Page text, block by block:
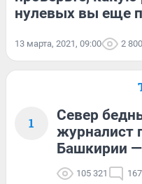
нулевых вы еще
13 марта, 2021, 09:00 2 800
1
Север
журналист
Башкирии
105 321 167